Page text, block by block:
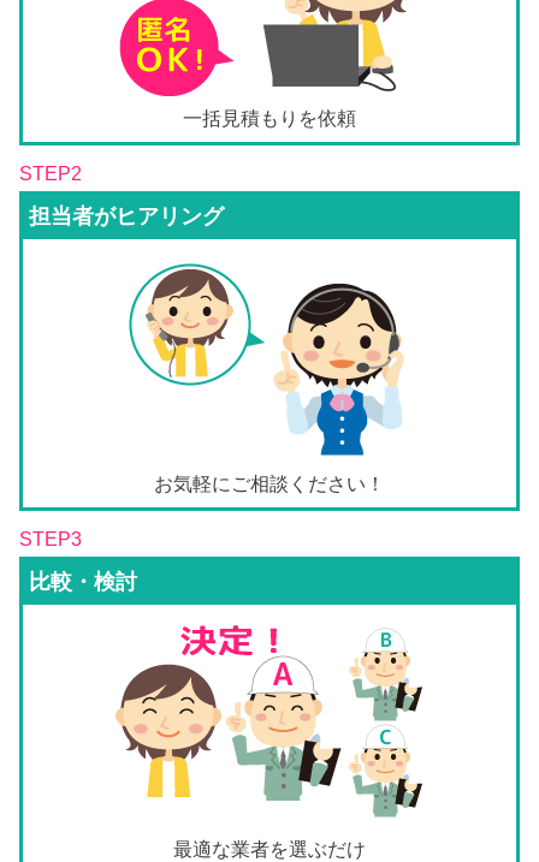
一括見積もりを依頼
STEP2
担当者がヒアリング
お気軽にご相談ください！
STEP3
比較・検討
最適な業者を選ぶだけ